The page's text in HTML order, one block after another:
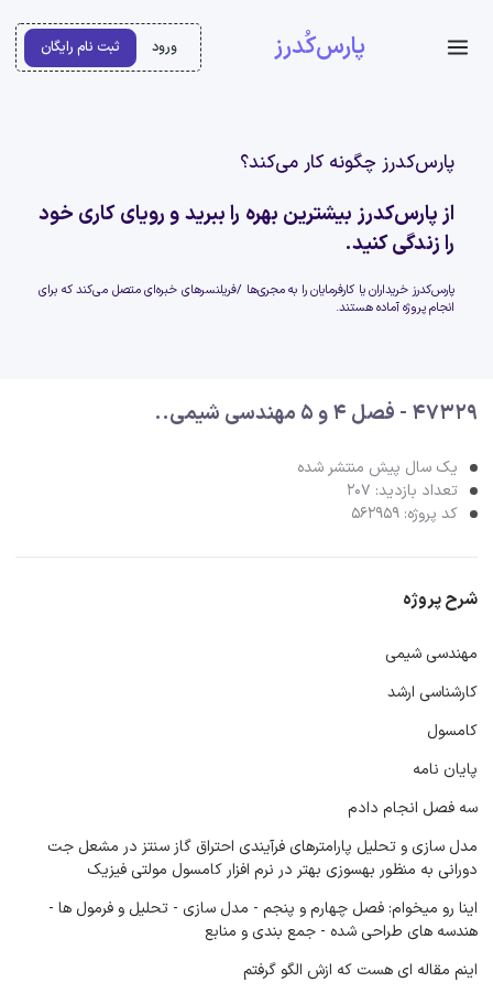
پارس‌کُدرز ورود ثبت نام رایگان
پارس‌کدرز چگونه کار می‌کند؟
از پارس‌کدرز بیشترین بهره را ببرید و رویای کاری خود
را زندگی کنید.
پارس‌کدرز خریداران یا کارفرمایان را به مجری‌ها /فریلنسرهای خبره‌ای متصل می‌کند که برای
انجام پروژه آماده هستند.
47329 - فصل 4 و 5 مهندسی شیمی..
یک سال پیش منتشر شده
تعداد بازدید: 207
کد پروژه: 562959
شرح پروژه
مهندسی شیمی
کارشناسی ارشد
کامسول
پایان نامه
سه فصل انجام دادم
مدل سازی و تحلیل پارامترهای فرآیندی احتراق گاز سنتز در مشعل جت
دورانی به منظور بهسوزی بهتر در نرم افزار کامسول مولتی فیزیک
اینا رو میخوام: فصل چهارم و پنجم - مدل سازی - تحلیل و فرمول ها -
هندسه های طراحی شده - جمع بندی و منابع
اینم مقاله ای هست که ازش الگو گرفتم